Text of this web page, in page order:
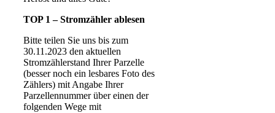
TOP 1 –Stromzähler ablesen
Bitte teilen Sie uns bis zum
30.11.2023 den aktuellen
Stromzählerstand Ihrer Parzelle
(besser noch ein lesbares Foto des
Zählers) mit Angabe Ihrer
Parzellennummer über einen der
folgenden Wege mit